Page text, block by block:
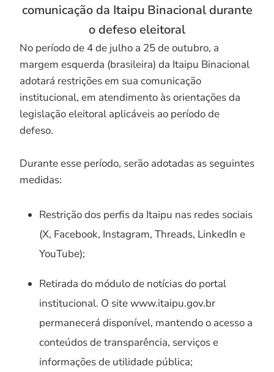
comunicação da Itaipu Binacional durante
o defeso eleitoral
No período de 4 de julho a 25 de outubro, a
margem esquerda (brasileira) da Itaipu Binacional
adotará restrições em sua comunicação
institucional, em atendimento às orientações da
legislação eleitoral aplicáveis ao período de
defeso.
Durante esse período, serão adotadas as seguintes
medidas:
Restrição dos perfis da Itaipu nas redes sociais
(X, Facebook, Instagram, Threads, LinkedIn e
YouTube);
Retirada do módulo de notícias do portal
institucional. O site www.itaipu.gov.br
permanecerá disponível, mantendo o acesso a
conteúdos de transparência, serviços e
informações de utilidade pública;